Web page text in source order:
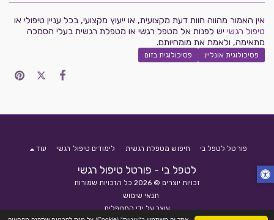
אין האמור מהווה חוות דעת מקצועית, או ייעוץ מקצועי, בכל עניין טיפולי או
טיפול רגשי יש לפנות אל מטפל רגשי או מטפלת רגשית בעלי הסמכה
מתאימה, ולאמת את מומחיותם.
פסיכולוגית אונליין פסיכולוגית בזום
לטפל בי - פורטל טיפול רגשי
זכויות יוצרים © 2026 כל הזכויות שמורות
תנאי שימוש
עוצב על ידיהמטפלים
פורטל לטפל בי חיפוש מטפלת רגשית לימודים טיפול רגשי עוד